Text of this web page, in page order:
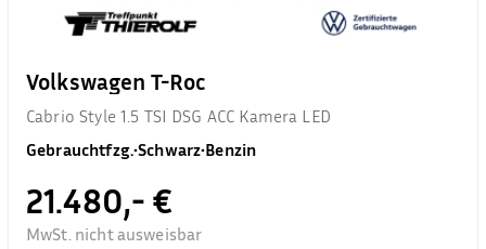
Volkswagen T-Roc
Cabrio Style 1.5 TSI DSG ACC Kamera LED
Gebrauchtfzg.•Schwarz•Benzin
21.480,- €
MwSt. nicht ausweisbar